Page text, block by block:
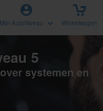
Mijn AutoNiveau Winkelwagen
5
systemen en